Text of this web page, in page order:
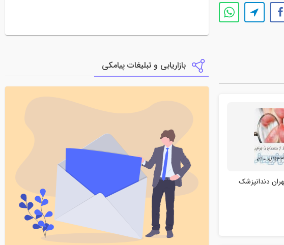
دندانپزشک
بازاریابی و تبلیغات پیامکی